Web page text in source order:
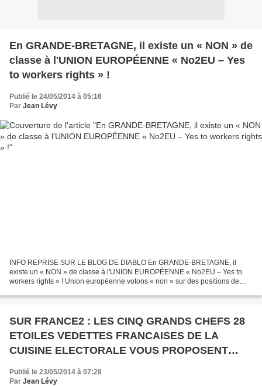
En GRANDE-BRETAGNE, il existe un « NON » de
classe à l'UNION EUROPÉENNE « No2EU – Yes
to workers rights » !
Publié le 24/05/2014 à 05:16
Par Jean Lévy
INFO REPRISE SUR LE BLOG DE DIABLO En GRANDE-BRETAGNE, il
existe un « NON » de classe à l'UNION EUROPÉENNE « No2EU – Yes to
workers rights » ! Union européenne votons « non » sur des positions de
SUR FRANCE2 : LES CINQ GRANDS CHEFS 28
ETOILES VEDETTES FRANCAISES DE LA
CUISINE ELECTORALE VOUS PROPOSENT
Publié le 23/05/2014 à 07:28
Par Jean Lévy